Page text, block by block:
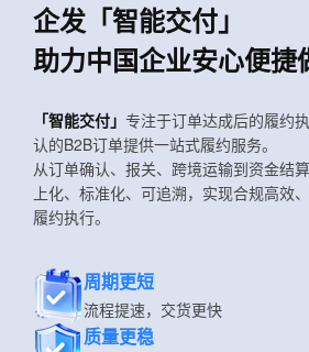
企发「智能交付」
助力中国企业安心便捷
「智能交付」 专注于订单达成后的履约
认的B2B订单提供一站式履约服务。
从订单确认、报关、跨境运输到资金结
上化、标准化、可追溯，实现合规高效
履约执行。
周期更短
流程提速，交货更快
质量更稳